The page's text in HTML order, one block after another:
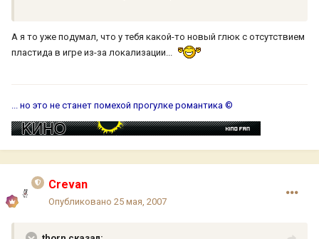
А я то уже подумал, что у тебя какой-то новый глюк с отсутствием
пластида в игре из-за локализации...
... но это не станет помехой прогулке романтика ©
Crevan
Опубликовано 25 мая, 2007